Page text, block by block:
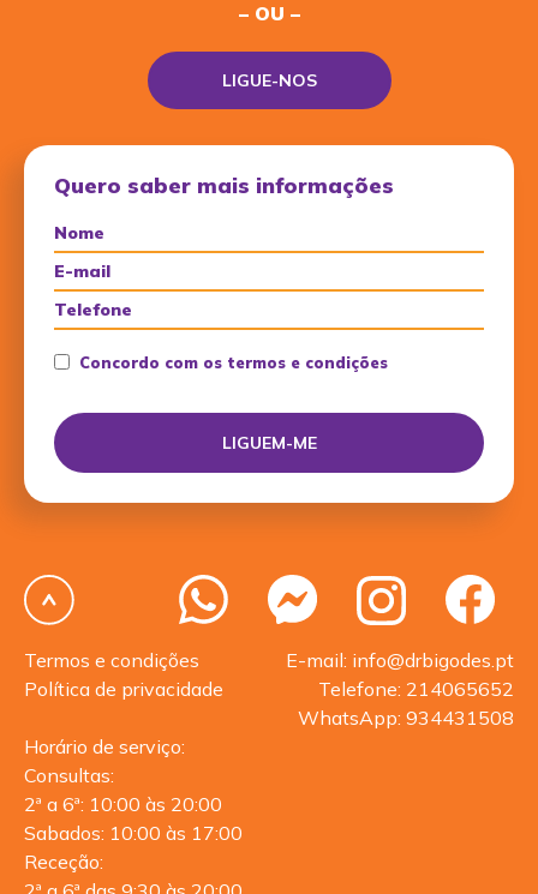
– OU –
LIGUE-NOS
Quero saber mais informações
Concordo com os termos e condições
Termos e condições
Política de privacidade
E-mail: info@drbigodes.pt
Telefone: 214065652
WhatsApp: 934431508
Horário de serviço:
Consultas:
2ª a 6ª: 10:00 às 20:00
Sabados: 10:00 às 17:00
Receção: